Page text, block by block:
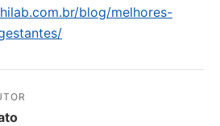
blog/melhores-